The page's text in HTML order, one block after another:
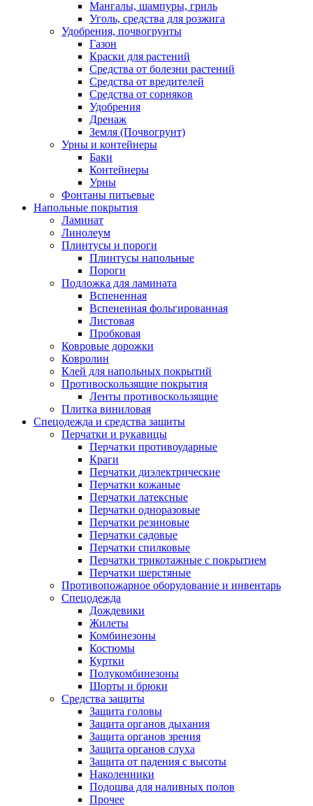
Мангалы, шампуры, гриль
Уголь, средства для розжига
Удобрения, почвогрунты
Газон
Краски для растений
Средства от болезни растений
Средства от вредителей
Средства от сорняков
Удобрения
Дренаж
Земля (Почвогрунт)
Урны и контейнеры
Баки
Контейнеры
Урны
Фонтаны питьевые
Напольные покрытия
Ламинат
Линолеум
Плинтусы и пороги
Плинтусы напольные
Пороги
Подложка для ламината
Вспененная
Вспененная фольгированная
Листовая
Пробковая
Ковровые дорожки
Ковролин
Клей для напольных покрытий
Противоскользящие покрытия
Ленты противоскользящие
Плитка виниловая
Спецодежда и средства защиты
Перчатки и рукавицы
Перчатки противоударные
Краги
Перчатки диэлектрические
Перчатки кожаные
Перчатки латексные
Перчатки одноразовые
Перчатки резиновые
Перчатки садовые
Перчатки спилковые
Перчатки трикотажные с покрытием
Перчатки шерстяные
Противопожарное оборудование и инвентарь
Спецодежда
Дождевики
Жилеты
Комбинезоны
Костюмы
Куртки
Полукомбинезоны
Шорты и брюки
Средства защиты
Защита головы
Защита органов дыхания
Защита органов зрения
Защита органов слуха
Защита от падения с высоты
Наколенники
Подошва для наливных полов
Прочее